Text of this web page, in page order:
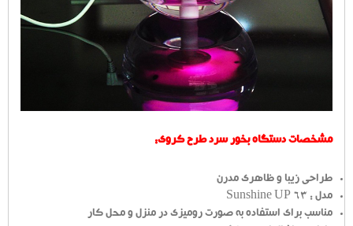
مشخصات دستگاه بخور سرد طرح کروی:
طراحی زیبا و ظاهری مدرن
مدل : Sunshine UP 63
مناسب برای استفاده به صورت رومیزی در منزل و محل کار